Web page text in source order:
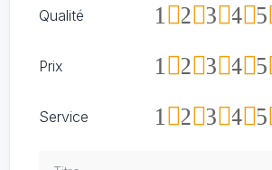
Qualité 5
4
3
2
1
Prix 5
4
3
2
1
Service 5
4
3
2
1